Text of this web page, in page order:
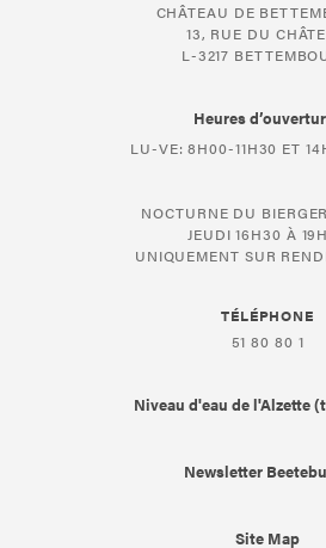
CHÂTEAU DE
13, RUE DU
L-3217
Heures
LU-VE: 8H00-11H30 ET
NOCTURNE DU
JEUDI 16H30 À
UNIQUEMENT SUR
TÉLÉPHONE
51 80 80 1
Niveau d'eau de l'Alzette
Newsletter
Site Map